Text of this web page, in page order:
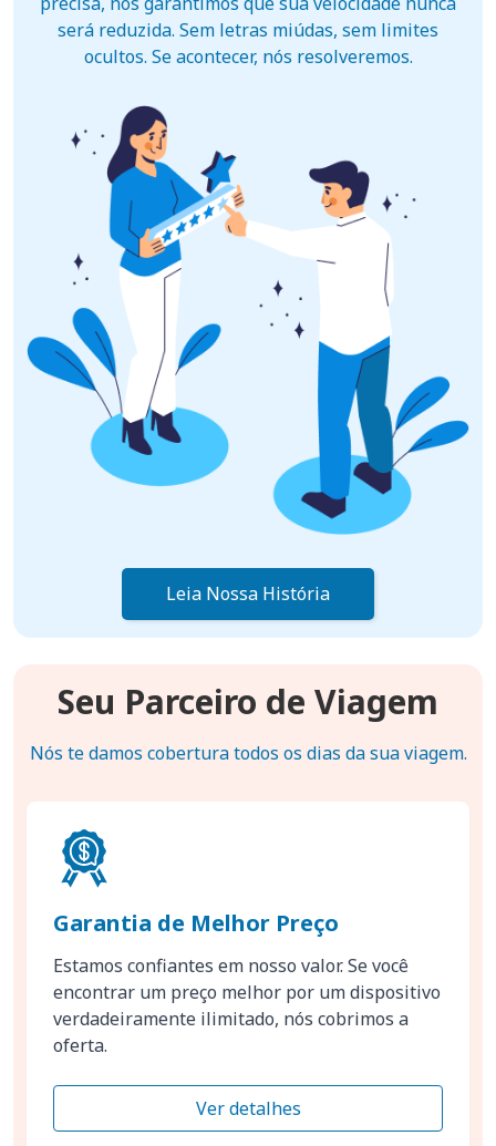
será reduzida. Sem letras miúdas, sem limites
ocultos. Se acontecer, nós resolveremos.
Leia Nossa História
Seu Parceiro de Viagem
Nós te damos cobertura todos os dias da sua viagem.
Garantia de Melhor Preço
Estamos confiantes em nosso valor. Se você
encontrar um preço melhor por um dispositivo
verdadeiramente ilimitado, nós cobrimos a
oferta.
Ver detalhes